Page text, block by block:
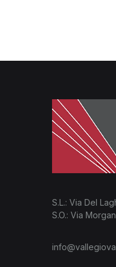
S.L.: Via Del
S.O.: Via